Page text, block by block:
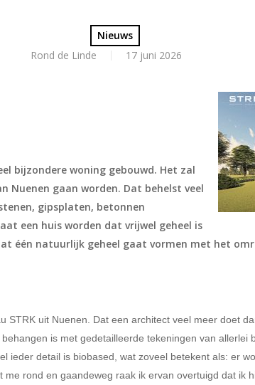
Nieuws
Rond de Linde
17 juni 2026
bijzondere woning gebouwd. Het zal
Nuenen gaan worden. Dat behelst veel
gipsplaten, betonnen
een huis worden dat vrijwel geheel is
één natuurlijk geheel gaat vormen met het
STRK uit Nuenen. Dat een architect veel meer doet
is met gedetailleerde tekeningen van allerlei
ieder detail is biobased, wat zoveel betekent als: er
me rond en gaandeweg raak ik ervan overtuigd dat ik